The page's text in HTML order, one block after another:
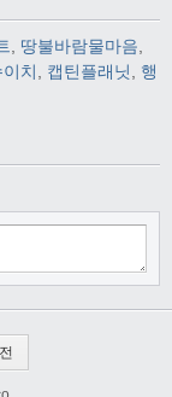
땅불바람물마음
치 캡틴플래닛
행